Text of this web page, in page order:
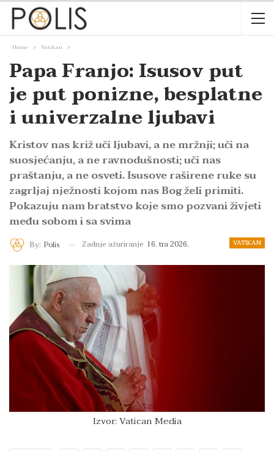
Home Vatikan
Papa Franjo: Isusov put
je put ponizne, besplatne
i univerzalne ljubavi
Kristov nas križ uči ljubavi, a ne mržnji; uči na
suosjećanju, a ne ravnodušnosti; uči nas
praštanju, a ne osveti. Isusove raširene ruke su
zagrljaj nježnosti kojom nas Bog želi primiti.
Pokazuju nam bratstvo koje smo pozvani živjeti
među sobom i sa svima
VATIKAN
By: Polis Zadnje ažuriranje 16. tra 2026.
Izvor: Vatican Media